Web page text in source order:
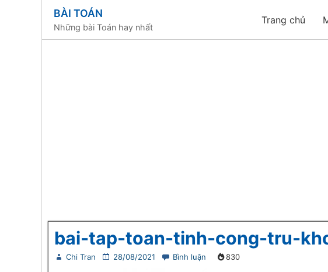
BÀI TOÁN
Những bài Toán hay nhất
Trang chủ
bai-tap-toan-tinh-cong-tru-
Chi Tran 28/08/2021 Bình luận 830